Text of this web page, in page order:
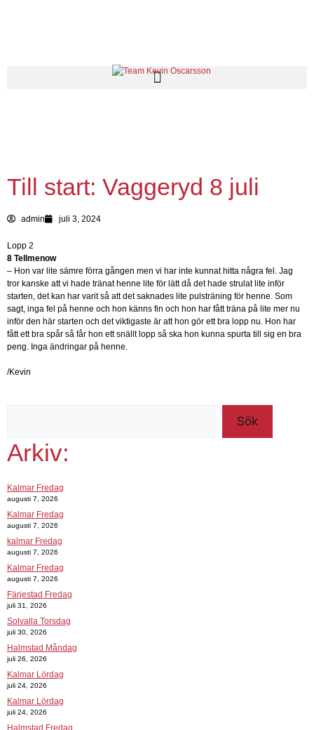
Till start: Vaggeryd 8 juli
admin juli 3, 2024
Lopp 2
8 Tellmenow
– Hon var lite sämre förra gången men vi har inte kunnat hitta några fel. Jag
tror kanske att vi hade tränat henne lite för lätt då det hade strulat lite inför
starten, det kan har varit så att det saknades lite pulsträning för henne. Som
sagt, inga fel på henne och hon känns fin och hon har fått träna på lite mer nu
inför den här starten och det viktigaste är att hon gör ett bra lopp nu. Hon har
fått ett bra spår så får hon ett snällt lopp så ska hon kunna spurta till sig en bra
peng. Inga ändringar på henne.
/Kevin
Sök
Arkiv:
Kalmar Fredag
augusti 7, 2026
Kalmar Fredag
augusti 7, 2026
kalmar Fredag
augusti 7, 2026
Kalmar Fredag
augusti 7, 2026
Färjestad Fredag
juli 31, 2026
Solvalla Torsdag
juli 30, 2026
Halmstad Måndag
juli 26, 2026
Kalmar Lördag
juli 24, 2026
Kalmar Lördag
juli 24, 2026
Halmstad Fredag